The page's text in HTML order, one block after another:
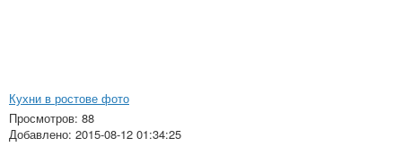
Кухни в ростове фото
Просмотров: 88
Добавлено: 2015-08-12 01:34:25